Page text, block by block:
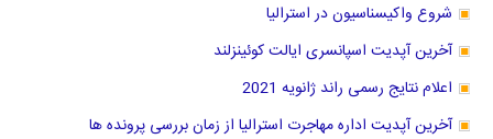
شروع واکیسناسیون در استرالیا
آخرین آپدیت اسپانسری ایالت کوئینزلند
اعلام نتایج رسمی راند ژانویه 2021
آخرین آپدیت اداره مهاجرت استرالیا از زمان بررسی پرونده ها